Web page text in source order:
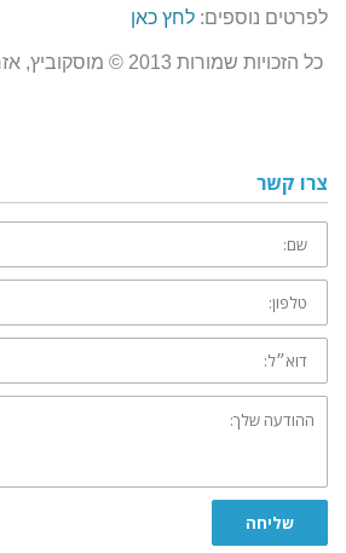
לפרטים נוספים: לחץ כאן
כל הזכויות שמורות 2013 © מוסקוביץ, אזרואל - משרד עורכי דין
צרו קשר
שם:
טלפון:
דוא״ל:
ההודעה
שלך:
שליחה